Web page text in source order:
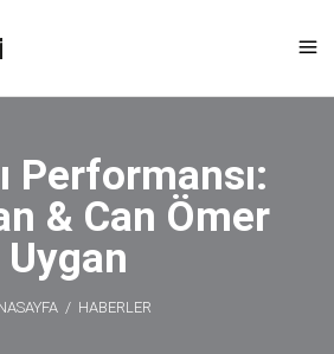
Performansı:
& Can Ömer
Uygan
/ HABERLER